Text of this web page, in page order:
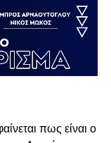
πως είναι ο